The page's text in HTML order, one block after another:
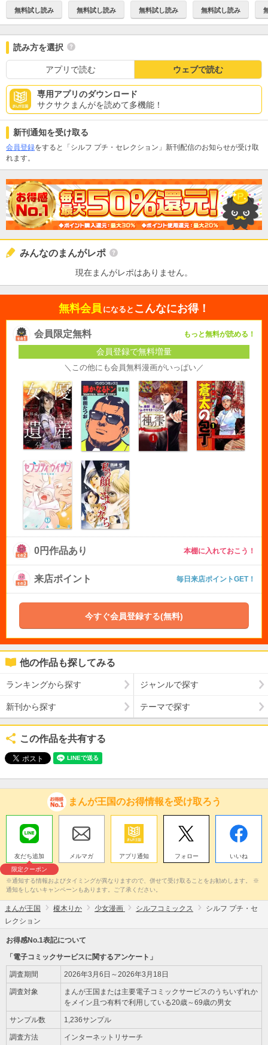
無料試し読み 無料試し読み 無料試し読み 無料試し読み
読み方を選択
アプリで読む ウェブで読む
専用アプリのダウンロード
サクサクまんがを読めて多機能！
新刊通知を受け取る
会員登録をすると「シルフ プチ・セレクション」新刊配信のお知らせが受け取
れます。
みんなのまんがレポ
現在まんがレポはありません。
無料会員 になると こんなにお得！
会員限定無料 もっと無料が読める！
会員登録で無料増量
＼この他にも会員無料漫画がいっぱい／
0円作品あり 本棚に入れておこう！
来店ポイント 毎日来店ポイントGET！
今すぐ会員登録する(無料)
他の作品も探してみる
ランキングから探す ジャンルで探す
新刊から探す テーマで探す
この作品を共有する
まんが王国のお得情報を受け取ろう
友だち追加
限定クーポン
メルマガ アプリ通知 フォロー いいね
※通知する情報およびタイミングが異なりますので、併せて受け取ることをお勧めします。 ※
通知をしないキャンペーンもあります。ご了承ください。
まんが王国 榎木りか 少女漫画 シルフコミックス
シルフ プチ・セ
レクション
お得感No.1表記について
「電子コミックサービスに関するアンケート」
調査期間 2026年3月6日～2026年3月18日
調査対象
まんが王国または主要電子コミックサービスのうちいずれか
をメイン且つ有料で利用している20歳～69歳の男女
サンプル数 1,236サンプル
調査方法 インターネットリサーチ